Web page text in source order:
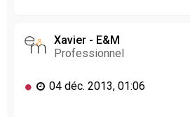
Xavier - E&M
Professionnel
M 04 déc. 2013, 01:06